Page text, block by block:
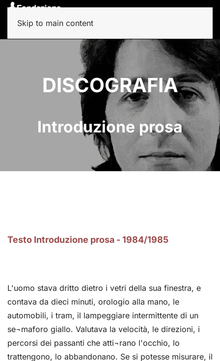
Skip to main content
DISCOGRAFIA
Introduzione prosa
Testo Introduzione prosa - 1984/1985
L'uomo stava dritto dietro i vetri della sua finestra, e
contava da dieci minuti, orologio alla mano, le
automobili, i tram, il lampeggiare intermittente di un
se¬maforo giallo. Valutava la velocità, le direzioni, i
percorsi dei passanti che atti¬rano l'occhio, lo
trattengono, lo abbandonano. Se si potesse misurare, il